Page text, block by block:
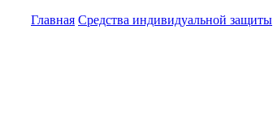
Главная Средства индивидуальной защиты